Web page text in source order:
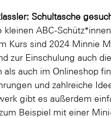
Schultasche
kleinen ABC-
Kurs sind 2024 Minnie
zur Einschulung auch
als auch im Onlineshop
und zahlreiche
gibt es außerdem
Beispiel mit einer